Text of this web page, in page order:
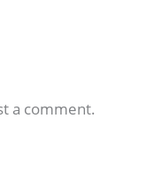
a comment.